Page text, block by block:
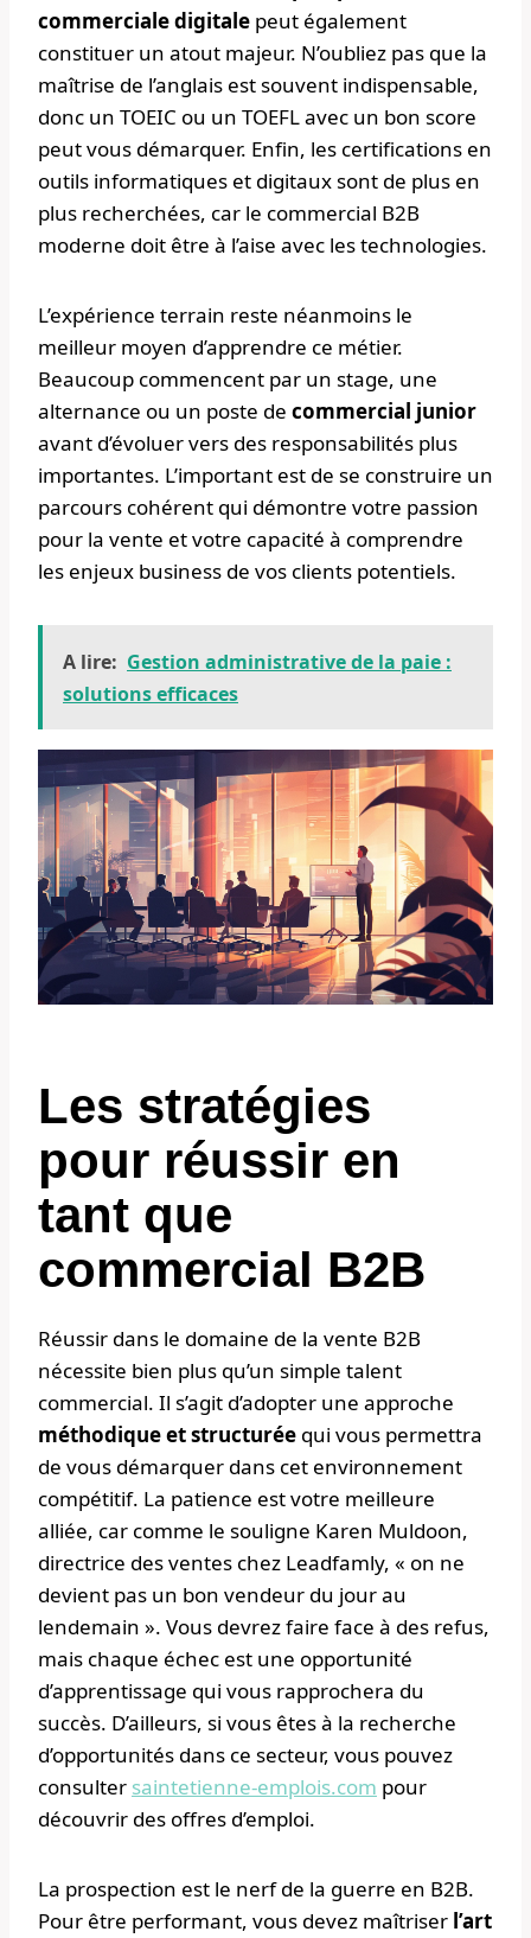
commerciale digitale peut également
constituer un atout majeur. N’oubliez pas que la
maîtrise de l’anglais est souvent indispensable,
donc un TOEIC ou un TOEFL avec un bon score
peut vous démarquer. Enfin, les certifications en
outils informatiques et digitaux sont de plus en
plus recherchées, car le commercial B2B
moderne doit être à l’aise avec les technologies.
L’expérience terrain reste néanmoins le
meilleur moyen d’apprendre ce métier.
Beaucoup commencent par un stage, une
alternance ou un poste de commercial junior
avant d’évoluer vers des responsabilités plus
importantes. L’important est de se construire un
parcours cohérent qui démontre votre passion
pour la vente et votre capacité à comprendre
les enjeux business de vos clients potentiels.
A lire: Gestion administrative de la paie :
solutions efficaces
Les stratégies
pour réussir en
tant que
commercial B2B
Réussir dans le domaine de la vente B2B
nécessite bien plus qu’un simple talent
commercial. Il s’agit d’adopter une approche
méthodique et structurée qui vous permettra
de vous démarquer dans cet environnement
compétitif. La patience est votre meilleure
alliée, car comme le souligne Karen Muldoon,
directrice des ventes chez Leadfamly, « on ne
devient pas un bon vendeur du jour au
lendemain ». Vous devrez faire face à des refus,
mais chaque échec est une opportunité
d’apprentissage qui vous rapprochera du
succès. D’ailleurs, si vous êtes à la recherche
d’opportunités dans ce secteur, vous pouvez
consulter saintetienne-emplois.com pour
découvrir des offres d’emploi.
La prospection est le nerf de la guerre en B2B.
Pour être performant, vous devez maîtriser l’art